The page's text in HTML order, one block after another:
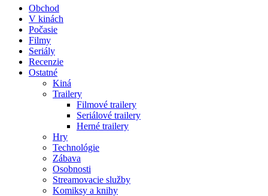
Obchod
V kinách
Počasie
Filmy
Seriály
Recenzie
Ostatné
Kiná
Trailery
Filmové trailery
Seriálové trailery
Herné trailery
Hry
Technológie
Zábava
Osobnosti
Streamovacie služby
Komiksy a knihy